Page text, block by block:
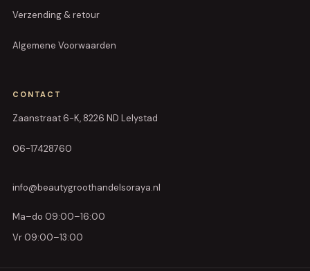
Verzending & retour
Algemene Voorwaarden
CONTACT
Zaanstraat 6-K, 8226 ND Lelystad
06-17428760
info@beautygroothandelsoraya.nl
Ma–do 09:00–16:00
Vr 09:00–13:00